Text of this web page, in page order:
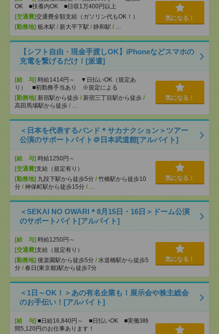
OK ■扶養内OK ■日収1万400円以上
[交通費]交通費全額支給（ガソリン代もOK！）
[勤務地] 栃木駅 / 新大平下駅 / 静和駅 / …
気になる！
【シフト自由・現金手渡しOK】iPhoneなどスマホの
充電を繋げるだけ！[派遣]
[給 与] 時給1414円～ ▼日払いOK（規定あ
り） ■初勤務手当あり ※規定による
[勤務地] 新宿駅から徒歩 / 新宿三丁目駅から徒歩 /
高田馬場駅から徒歩 / …
気になる！
＜日本を代表するバンド＊サカナクション＞ツアー
公演のサポートバイト＠日本武道館[アルバイト]
[給 与] 時給1250円～
[交通費]支給（規定有り）
[勤務地] 九段下駅から徒歩5分 / 竹橋駅から徒歩10
分 / 神保町駅から徒歩15分 / …
気になる！
＜SEKAI NO OWARI＊8月15日・16日＞ドーム公演
のサポートバイト[アルバイト]
[給 与] 時給1250円～
[交通費]支給（規定有り）
[勤務地] 後楽園駅から徒歩5分 / 水道橋駅から徒歩5
分 / 春日(東京都)駅から徒歩7分
気になる！
＜1日～OK！＞あの有名企業も！展示会や株主総会
のお手伝い！[アルバイト]
[給 与] ■日給16,840円～ ■日払いOK ■実働3時
間5,120円のお仕事あります！